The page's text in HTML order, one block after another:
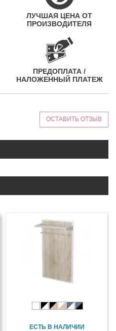
ЛУЧШАЯ ЦЕНА ОТ
ПРОИЗВОДИТЕЛЯ
ПРЕДОПЛАТА /
НАЛОЖЕННЫЙ ПЛАТЕЖ
ОСТАВИТЬ ОТЗЫВ
ЕСТЬ В НАЛИЧИИ